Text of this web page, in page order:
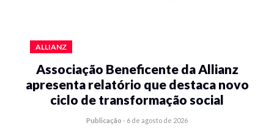
ALLIANZ
Associação Beneficente da Allianz
apresenta relatório que destaca novo
ciclo de transformação social
Publicação - 6 de agosto de 2026